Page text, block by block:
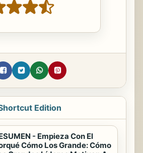
Edition
- Empieza Con El
Cómo Los Grande: Cómo